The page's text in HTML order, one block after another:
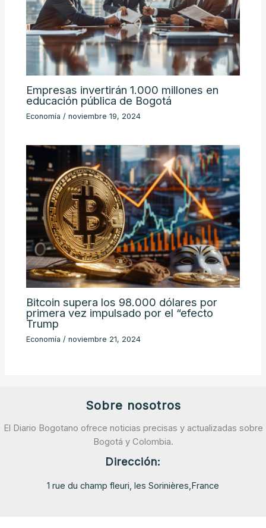
Empresas invertirán 1.000 millones en
educación pública de Bogotá
Economía /noviembre 19, 2024
Bitcoin supera los 98.000 dólares por
primera vez impulsado por el “efecto
Trump
Economía /noviembre 21, 2024
Sobre nosotros
El Diario Bogotano ofrece noticias precisas y actualizadas sobre
Bogotá y Colombia.
Dirección:
1 rue du champ fleuri, les Sorinières,France